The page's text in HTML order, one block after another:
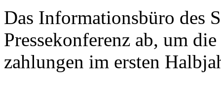
Das Informationsbüro des
Pressekonferenz ab, um
zahlungen im ersten